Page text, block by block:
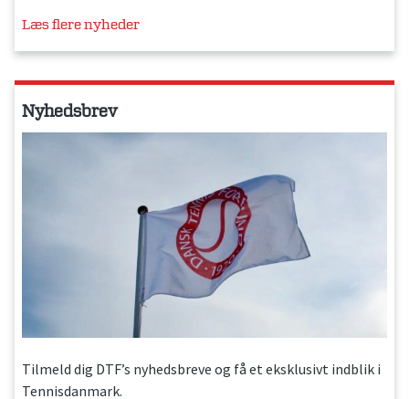
Læs flere nyheder
Nyhedsbrev
Tilmeld dig DTF’s nyhedsbreve og få et eksklusivt indblik i
Tennisdanmark.